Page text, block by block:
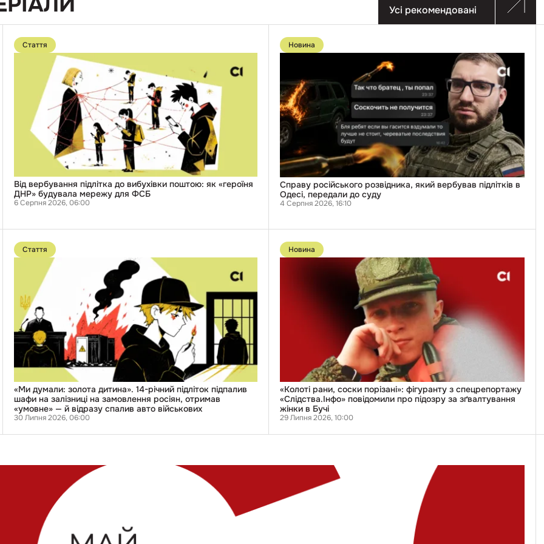
Усі рекомендовані
Перейти
публікації
вербування
вибухівки
поштою:
«героїня
будувала
ФСБ
Стаття
Від вербування підлітка до вибухівки поштою: як «героїня
ДНР» будувала мережу для ФСБ
6 Серпня 2026, 06:00
Перейти
публікації
розвідника,
який
вербував
підлітків
Одесі,
передали
до
Новина
Справу російського розвідника, який вербував підлітків в
Одесі, передали до суду
4 Серпня 2026, 16:10
Перейти
публікації
дитина».
річний
підліток
підпалив
шафи
залізниці
замовлення
росіян,
отримав
«умовне»
відразу
військових
Стаття
«Ми думали: золота дитина». 14-річний підліток підпалив
шафи на залізниці на замовлення росіян, отримав
«умовне» — й відразу спалив авто військових
30 Липня 2026, 06:00
Перейти
до
публікації
зґвалтування
жінки
Бучі
Новина
«Колоті рани, соски порізані»: фігуранту з спецрепортажу
«Слідства.Інфо» повідомили про підозру за зґвалтування
жінки в Бучі
29 Липня 2026, 10:00